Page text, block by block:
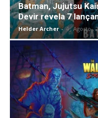
Batman, Jujutsu
Devir revela 7
Helder Archer - 4 , Agosto ,